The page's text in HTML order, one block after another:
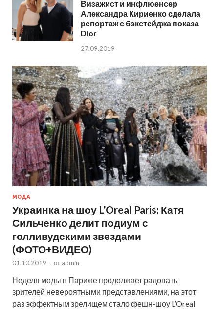
Визажист и инфлюенсер
Александра Кириенко сделала
репортаж с бэкстейджа показа
Dior
27.09.2019
МОДА
Украинка на шоу L’Oreal Paris: Катя
Сильченко делит подиум с
голливудскими звездами
(ФОТО+ВИДЕО)
01.10.2019 - от admin
Неделя моды в Париже продолжает радовать
зрителей невероятными представлениями, на этот
раз эффектным зрелищем стало фешн-шоу L’Oreal